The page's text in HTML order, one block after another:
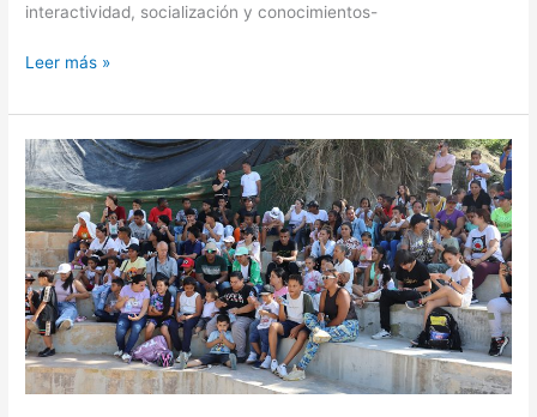
interactividad, socialización y conocimientos-
Leer más »
Inauguración
de
las
Escuelas
Deportivas
“Estrellas
Azules”